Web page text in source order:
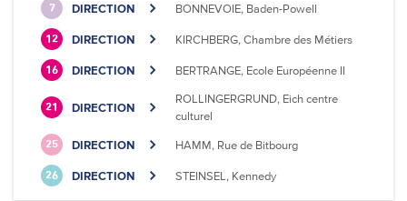
7 DIRECTION BONNEVOIE, Baden-Powell
12 DIRECTION KIRCHBERG, Chambre des Métiers
16 DIRECTION BERTRANGE, Ecole Européenne II
21 DIRECTION
ROLLINGERGRUND, Eich centre
culturel
25 DIRECTION HAMM, Rue de Bitbourg
26 DIRECTION STEINSEL, Kennedy